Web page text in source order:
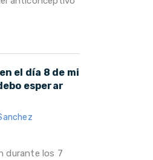
el día 8 de mi
esperar
durante los 7